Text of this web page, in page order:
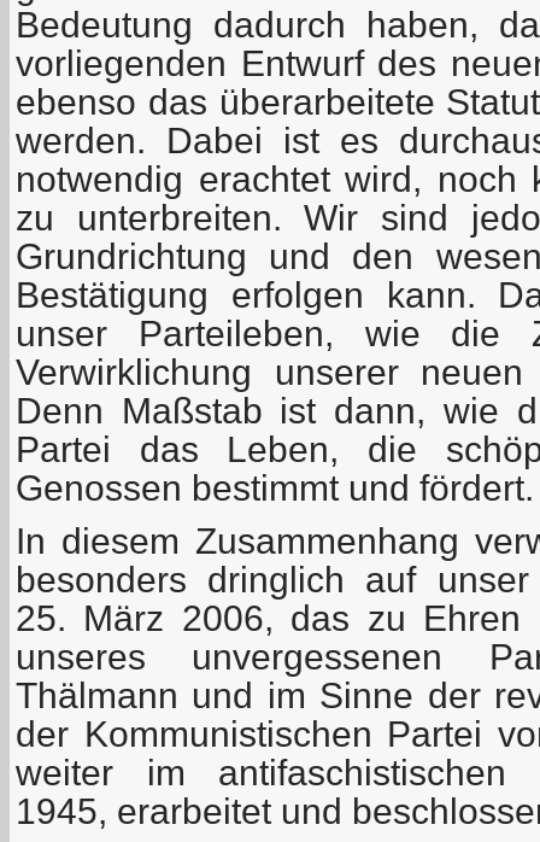
Bedeutung dadurch haben,
vorliegenden Entwurf des
ebenso das überarbeitete
werden. Dabei ist es
notwendig erachtet wird, noch
zu unterbreiten. Wir sind
Grundrichtung und den
Bestätigung erfolgen kann.
unser Parteileben, wie die
Verwirklichung unserer
Denn Maßstab ist dann, wie
Partei das Leben, die
Genossen bestimmt und fördert.
In diesem Zusammenhang
besonders dringlich auf
25. März 2006, das zu Ehren
unseres unvergessenen
Thälmann und im Sinne der
der Kommunistischen Partei
weiter im antifaschistischen
1945, erarbeitet und